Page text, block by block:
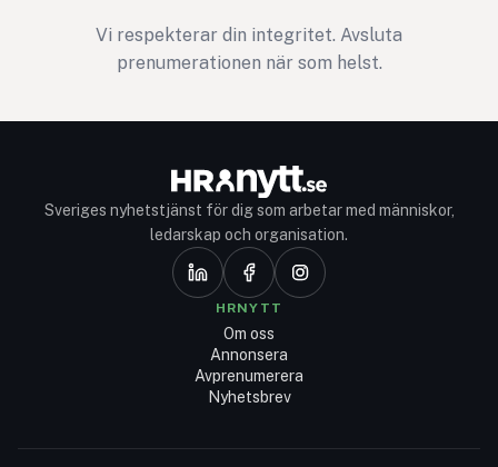
Vi respekterar din integritet. Avsluta
prenumerationen när som helst.
Sveriges nyhetstjänst för dig som arbetar med människor,
ledarskap och organisation.
HRNYTT
Om oss
Annonsera
Avprenumerera
Nyhetsbrev